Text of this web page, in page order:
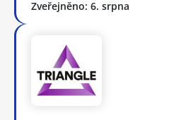
Zveřejněno: 6. srpna